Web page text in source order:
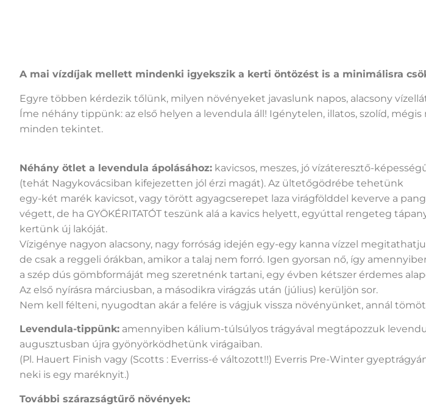
A mai vízdíjak mellett mindenki igyekszik a kerti öntözést is a minimálisra
Egyre többen kérdezik tőlünk, milyen növényeket javaslunk napos, alacsony
Íme néhány tippünk: az első helyen a levendula áll! Igénytelen, illatos, szolíd, mégis
minden tekintet.
Néhány ötlet a levendula ápolásához: kavicsos, meszes, jó vízáteresztő-
(tehát Nagykovácsiban kifejezetten jól érzi magát). Az ültetőgödrébe tehetünk
egy-két marék kavicsot, vagy törött agyagcserepet laza virágfölddel keverve a
végett, de ha GYÖKÉRITATÓT teszünk alá a kavics helyett, egyúttal rengeteg
kertünk új lakóját.
Vízigénye nagyon alacsony, nagy forróság idején egy-egy kanna vízzel
de csak a reggeli órákban, amikor a talaj nem forró. Igen gyorsan nő, így
a szép dús gömbformáját meg szeretnénk tartani, egy évben kétszer érdemes
Az első nyírásra márciusban, a másodikra virágzás után (július) kerüljön sor.
Nem kell félteni, nyugodtan akár a felére is vágjuk vissza növényünket, annál
Levendula-tippünk: amennyiben kálium-túlsúlyos trágyával megtápozzuk
augusztusban újra gyönyörködhetünk virágaiban.
(Pl. Hauert Finish vagy (Scotts : Everriss-é változott!!) Everris Pre-Winter
neki is egy maréknyit.)
További szárazságtűrő növények: